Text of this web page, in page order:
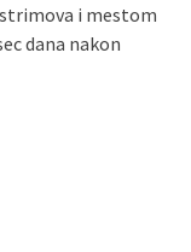
i mestom
dana nakon